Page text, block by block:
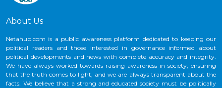
About Us
Netahub.com is a public awareness platform dedicated to keeping our
political readers and those interested in governance informed about
political developments and news with complete accuracy and integrity.
We have always worked towards raising awareness in society, ensuring
that the truth comes to light, and we are always transparent about the
facts. We believe that a strong and educated society must be politically